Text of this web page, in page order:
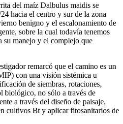
del maíz Dalbulus maidis se
hacia el centro y sur de la zona
benigno y el escalonamiento de
sobre la cual todavía tenemos
su manejo y el complejo que
remarcó que el camino es un
con una visión sistémica u
de siembras, rotaciones,
biológico, no sólo a través de
a través del diseño de paisaje,
cultivos Bt y aplicar fitosanitarios de